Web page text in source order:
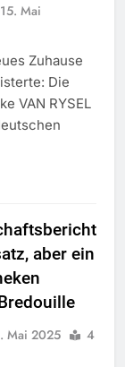
15. Mai
Zuhause
Die
VAN RYSEL
aber ein
Mai 2025
4